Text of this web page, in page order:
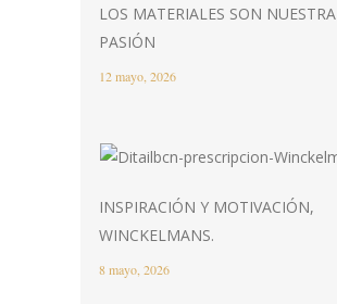
LOS MATERIALES SON NUESTRA
PASIÓN
12 mayo, 2026
INSPIRACIÓN Y MOTIVACIÓN,
WINCKELMANS.
8 mayo, 2026